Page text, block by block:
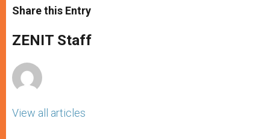
t
s
p
p
s
e
g
e
e
b
o
k
Share this Entry
ZENIT Staff
View all articles